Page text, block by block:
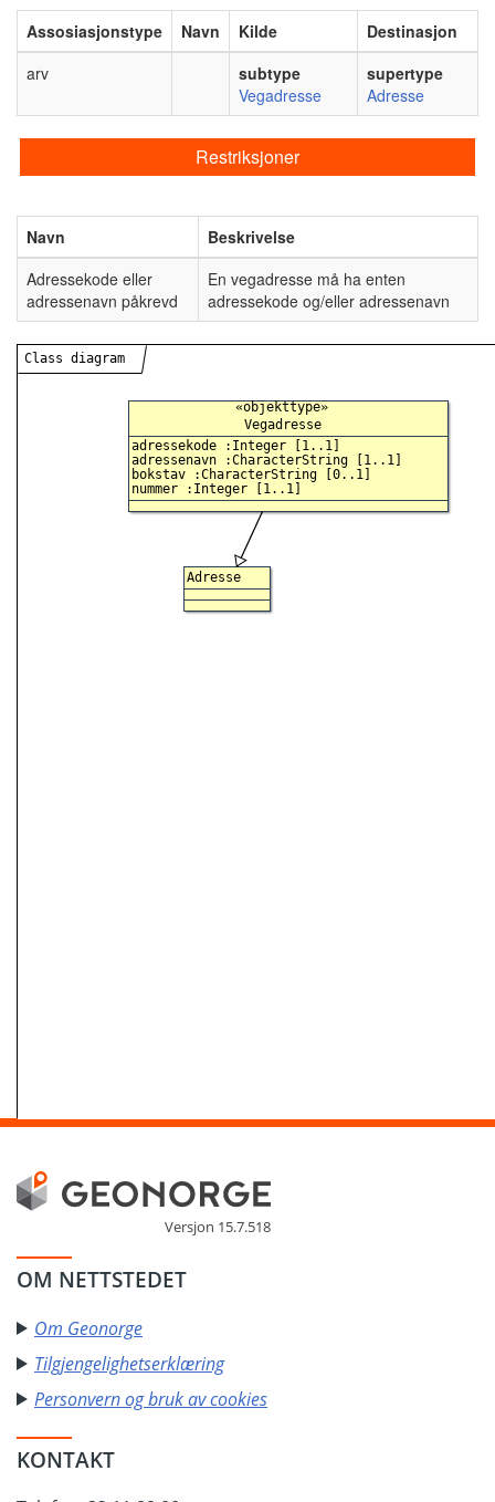
Assosiasjonstype Navn Kilde
Destinasjon
arv
subtype
Vegadresse
supertype
Adresse
Restriksjoner
Navn
Beskrivelse
Adressekode eller
adressenavn påkrevd
En vegadresse må ha enten
adressekode og/eller adressenavn